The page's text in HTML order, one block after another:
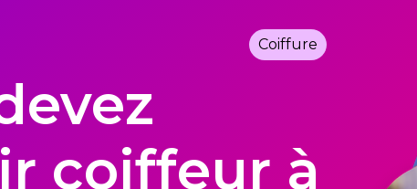
Coiffure
coiffeur à